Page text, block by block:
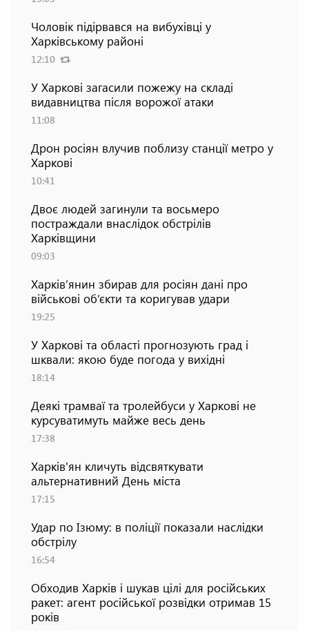
Чоловік підірвався на вибухівці у
Харківському районі
12:10
У Харкові загасили пожежу на складі
видавництва після ворожої атаки
11:08
Дрон росіян влучив поблизу станції метро у
Харкові
10:41
Двоє людей загинули та восьмеро
постраждали внаслідок обстрілів
Харківщини
09:03
Харків’янин збирав для росіян дані про
військові об’єкти та коригував удари
19:25
У Харкові та області прогнозують град і
шквали: якою буде погода у вихідні
18:14
Деякі трамваї та тролейбуси у Харкові не
курсуватимуть майже весь день
17:38
Харків'ян кличуть відсвяткувати
альтернативний День міста
17:15
Удар по Ізюму: в поліції показали наслідки
обстрілу
16:54
Обходив Харків і шукав цілі для російських
ракет: агент російської розвідки отримав 15
років